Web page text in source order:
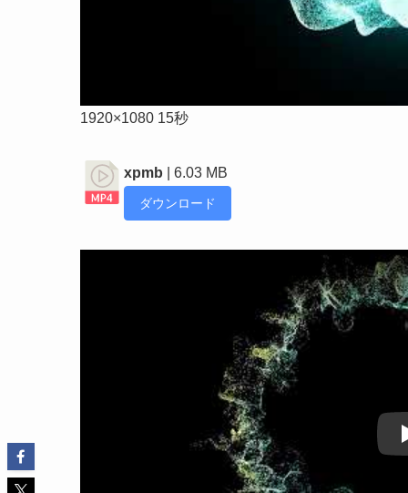
1920×1080 15秒
xpmb | 6.03 MB
ダウンロード